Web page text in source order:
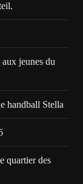
jeunes du
handball Stella
quartier des